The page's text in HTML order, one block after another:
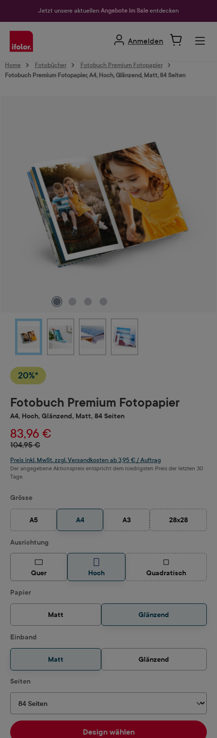
Jetzt unsere aktuellen Angebote im Sale entdecken
Anmelden
Home Fotobücher
Fotobuch Premium Fotopapier
Fotobuch Premium Fotopapier, A4, Hoch, Glänzend, Matt, 84 Seiten
20%*
Fotobuch Premium Fotopapier
A4, Hoch, Glänzend, Matt, 84 Seiten
83,96 €
104,95 €
Preis inkl. MwSt. zzgl. Versandkosten ab 3,95 € / Auftrag
Der angegebene Aktionspreis entspricht dem niedrigsten Preis der letzten 30
Tage.
Grösseauswählen
A5
(Diese Option ist zurzeit nicht verfügbar.)
A4 A3
(Diese Option ist zurzeit nicht
28x28
(Diese
Ausrichtungauswählen
Quer Hoch Quadratisch(Diese Option ist
Papierauswählen
Matt Glänzend
Einband
Matt Glänzend
Seitenauswählen
Design wählen